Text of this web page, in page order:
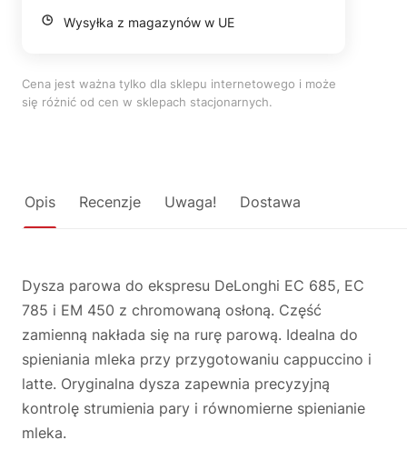
Wysyłka z magazynów w UE
Cena jest ważna tylko dla sklepu internetowego i może
się różnić od cen w sklepach stacjonarnych.
Opis Recenzje Uwaga! Dostawa
Dysza parowa do ekspresu DeLonghi EC 685, EC
785 i EM 450 z chromowaną osłoną. Część
zamienną nakłada się na rurę parową. Idealna do
spieniania mleka przy przygotowaniu cappuccino i
latte. Oryginalna dysza zapewnia precyzyjną
kontrolę strumienia pary i równomierne spienianie
mleka.